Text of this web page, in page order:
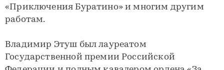
«Приключения Буратино» и многим другим
работам.
Владимир Этуш был лауреатом
Государственной премии Российской